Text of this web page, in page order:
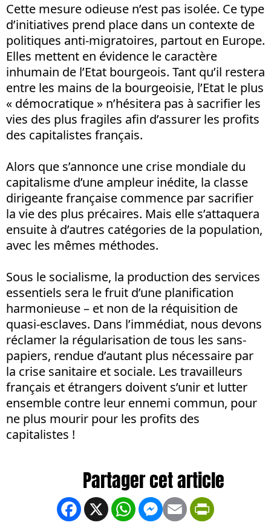
Cette mesure odieuse n’est pas isolée. Ce type
d’initiatives prend place dans un contexte de
politiques anti-migratoires, partout en Europe.
Elles mettent en évidence le caractère
inhumain de l’Etat bourgeois. Tant qu’il restera
entre les mains de la bourgeoisie, l’Etat le plus
« démocratique » n’hésitera pas à sacrifier les
vies des plus fragiles afin d’assurer les profits
des capitalistes français.
Alors que s’annonce une crise mondiale du
capitalisme d’une ampleur inédite, la classe
dirigeante française commence par sacrifier
la vie des plus précaires. Mais elle s’attaquera
ensuite à d’autres catégories de la population,
avec les mêmes méthodes.
Sous le socialisme, la production des services
essentiels sera le fruit d’une planification
harmonieuse – et non de la réquisition de
quasi-esclaves. Dans l’immédiat, nous devons
réclamer la régularisation de tous les sans-
papiers, rendue d’autant plus nécessaire par
la crise sanitaire et sociale. Les travailleurs
français et étrangers doivent s’unir et lutter
ensemble contre leur ennemi commun, pour
ne plus mourir pour les profits des
capitalistes !
Facebook
X WhatsApp
Messenger
Email